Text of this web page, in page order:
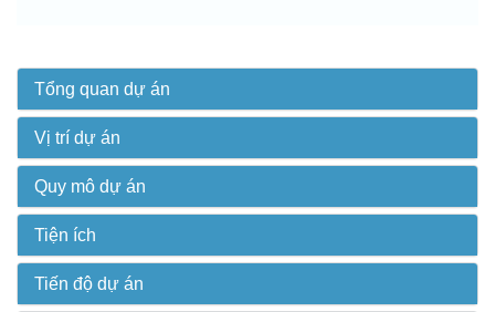
Tổng quan dự án
Vị trí dự án
Quy mô dự án
Tiện ích
Tiến độ dự án